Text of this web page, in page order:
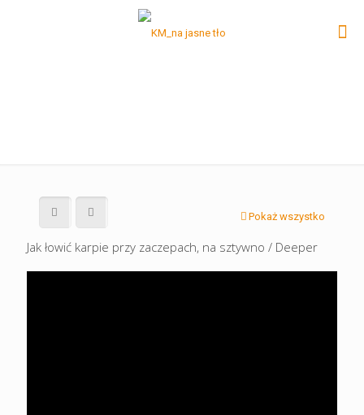
Pokaż wszystko
Jak łowić karpie przy zaczepach, na sztywno / Deeper